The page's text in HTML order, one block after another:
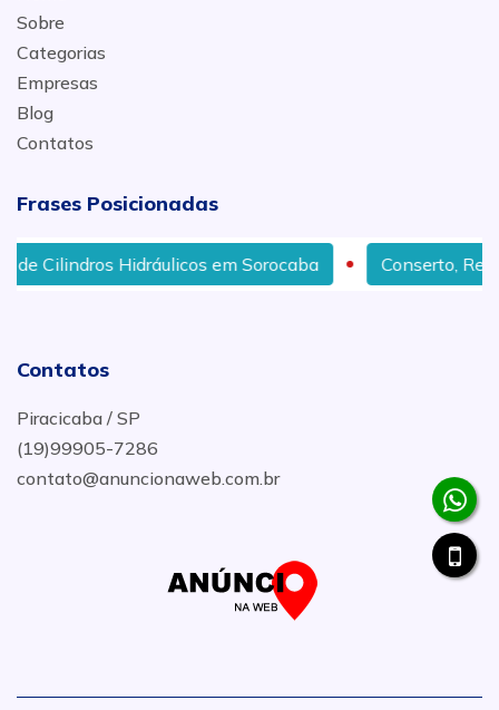
Sobre
Categorias
Empresas
Blog
Contatos
Frases Posicionadas
Hidráulicos em Sorocaba Conserto, Reforma,
Contatos
Piracicaba / SP
(19)99905-7286
contato@anuncionaweb.com.br